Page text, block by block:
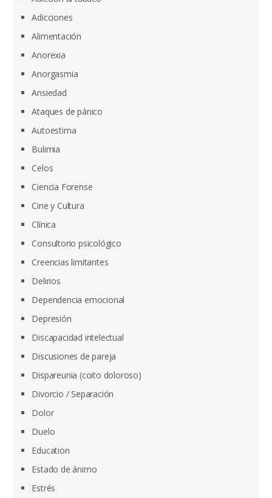
Adicciones
Alimentación
Anorexia
Anorgasmia
Ansiedad
Ataques de pánico
Autoestima
Bulimia
Celos
Ciencia Forense
Cine y Cultura
Clínica
Consultorio psicológico
Creencias limitantes
Delirios
Dependencia emocional
Depresión
Discapacidad intelectual
Discusiones de pareja
Dispareunia (coito doloroso)
Divorcio / Separación
Dolor
Duelo
Education
Estado de ánimo
Estrés